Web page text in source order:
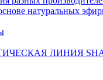
натуральных
ЛИНИЯ